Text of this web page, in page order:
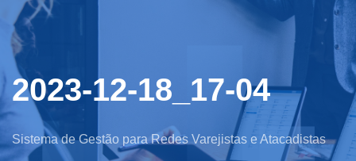
2023-12-18_17-04
Sistema de Gestão para Redes Varejistas e Atacadistas